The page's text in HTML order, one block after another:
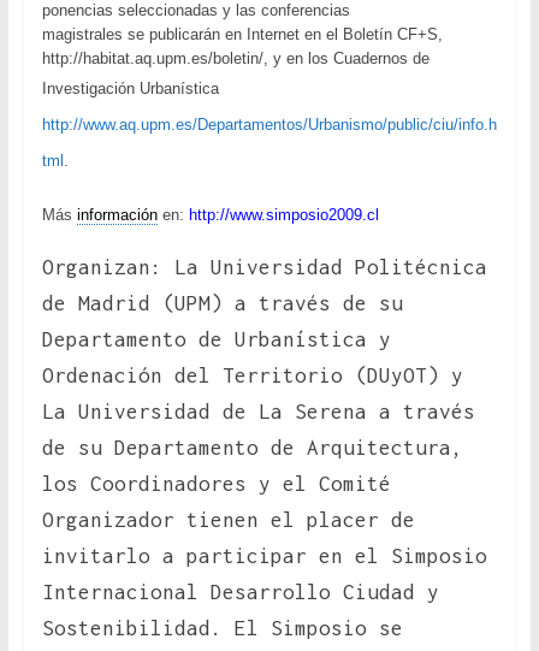
ponencias seleccionadas y las conferencias
magistrales se publicarán en Internet en el Boletín CF+S,
http://habitat.aq.upm.es/boletin/, y en los Cuadernos de
Investigación Urbanística
http://www.aq.upm.es/Departamentos/Urbanismo/public/ciu/info.h
tml .
Más informaciónen: http://www.simposio2009.cl
Organizan: La Universidad Politécnica
de Madrid (UPM) a través de su
Departamento de Urbanística y
Ordenación del Territorio (DUyOT) y
La Universidad de La Serena a través
de su Departamento de Arquitectura,
los Coordinadores y el Comité
Organizador tienen el placer de
invitarlo a participar en el Simposio
Internacional Desarrollo Ciudad y
Sostenibilidad. El Simposio se